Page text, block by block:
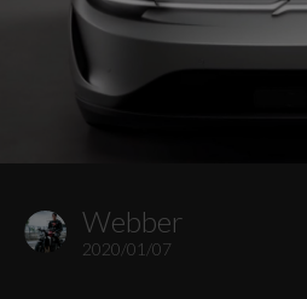
Webber
2020/01/07